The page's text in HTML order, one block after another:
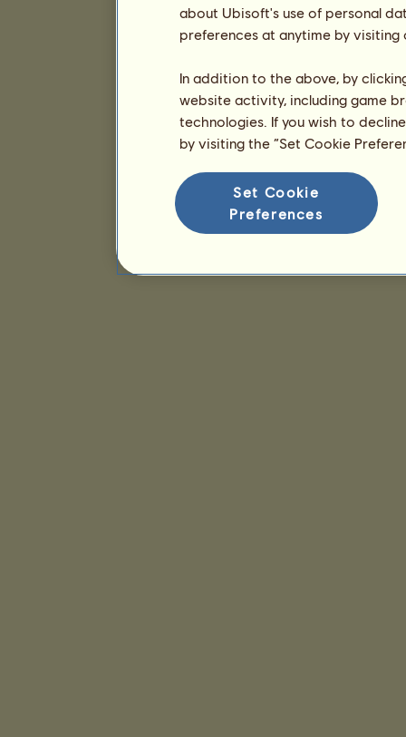
about Ubisoft's use of personal
preferences at anytime by
In addition to the above, by
website activity, including game
technologies. If you wish to
by visiting the “Set Cookie
Set Cookie
Preferences